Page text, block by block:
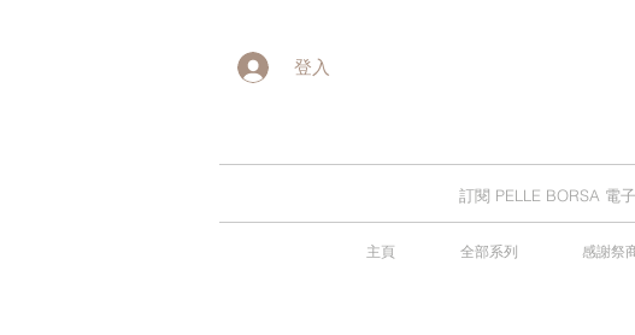
登入
訂閱 PELLE BORSA 電
主頁 全部系列 感謝祭